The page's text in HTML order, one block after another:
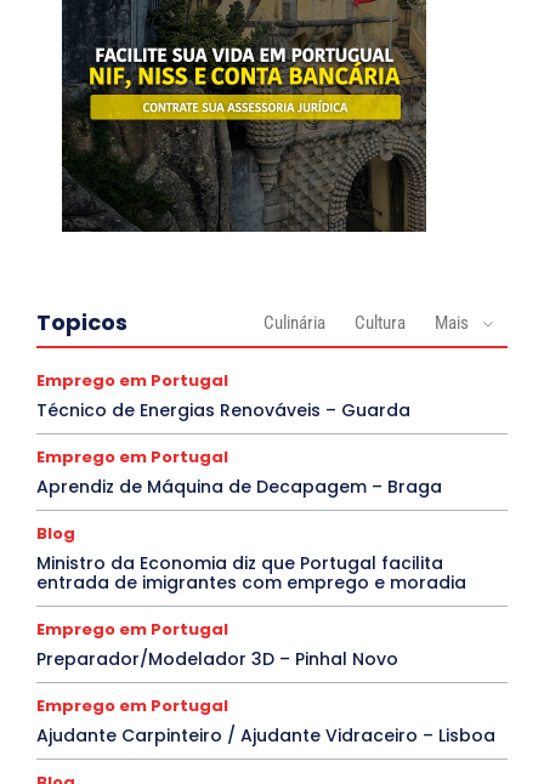
Topicos Culinária Cultura Mais
Emprego em Portugal
Técnico de Energias Renováveis – Guarda
Emprego em Portugal
Aprendiz de Máquina de Decapagem – Braga
Blog
Ministro da Economia diz que Portugal facilita
entrada de imigrantes com emprego e moradia
Emprego em Portugal
Preparador/Modelador 3D – Pinhal Novo
Emprego em Portugal
Ajudante Carpinteiro / Ajudante Vidraceiro – Lisboa